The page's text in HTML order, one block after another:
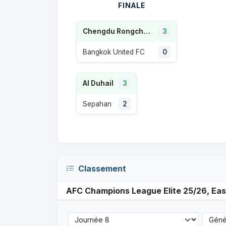
FINALE
Chengdu Rongcheng 3
Bangkok United FC 0
Al Duhail 3
Sepahan 2
Classement
AFC Champions League Elite 25/26,